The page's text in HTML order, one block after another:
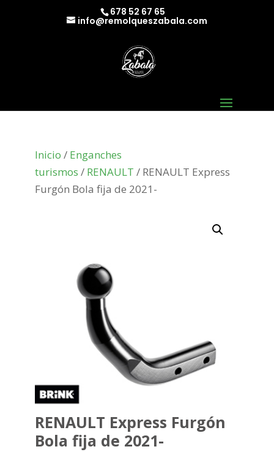
678 52 67 65
info@remolqueszabala.com
Inicio / Enganches
turismos / RENAULT / RENAULT Express
Furgón Bola fija de 2021-
RENAULT Express Furgón
Bola fija de 2021-